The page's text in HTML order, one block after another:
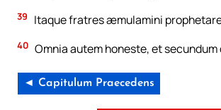
39 Itaque fratres æmulamini
40 Omnia autem honeste, et
◄ Capitulum Praecedens